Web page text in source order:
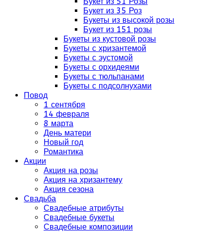
Букет из 35 Роз
Букеты из высокой розы
Букет из 151 розы
Букеты из кустовой розы
Букеты с хризантемой
Букеты с эустомой
Букеты с орхидеями
Букеты с тюльпанами
Букеты с подсолнухами
Повод
1 сентября
14 февраля
8 марта
День матери
Новый год
Романтика
Акции
Акция на розы
Акция на хризантему
Акция сезона
Свадьба
Свадебные атрибуты
Свадебные букеты
Свадебные композиции